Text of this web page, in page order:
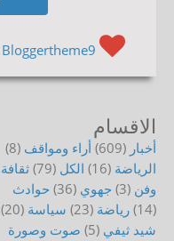
Bloggertheme9
الاقسام
أخبار (609) أراء ومواقف (8)
الرياضة (16) الكل (79) ثقافة
وفن (3) جهوي (36) حوادث
(14) رياضة (23) سياسة (20)
شيد ثيفي (5) صوت وصورة